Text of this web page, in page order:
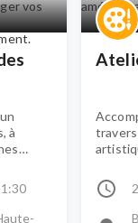
à
et vos
bien-